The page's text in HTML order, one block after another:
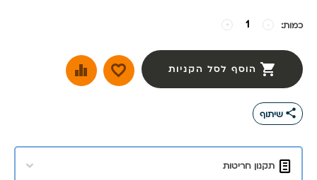
כמות: + −
הוסף לסל הקניות
share שיתוף
תקנון חריטות